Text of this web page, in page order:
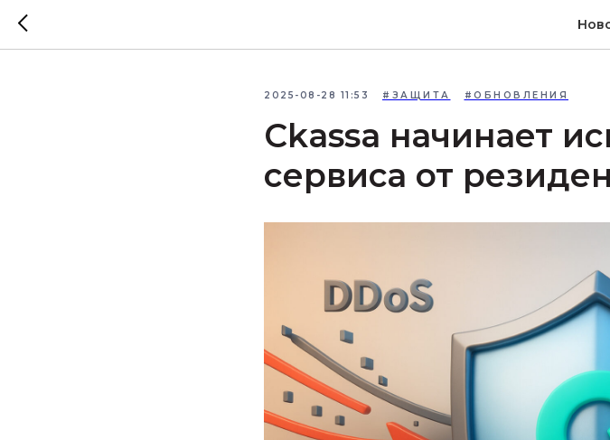
2025-08-28 11:53 #ЗАЩИТА #ОБНОВЛЕНИЯ
Ckassa начинает
сервиса от